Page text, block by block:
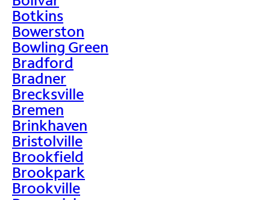
Botkins
Bowerston
Bowling Green
Bradford
Bradner
Brecksville
Bremen
Brinkhaven
Bristolville
Brookfield
Brookpark
Brookville